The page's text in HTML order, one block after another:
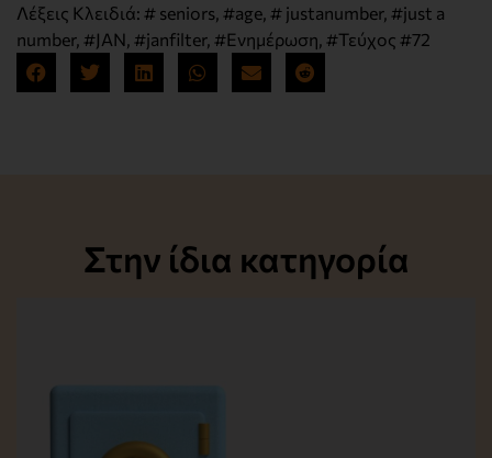
Λέξεις Κλειδιά: # seniors #age # justanumber, #just a
number, #JAN #janfilter, #Ενημέρωση #Τεύχος #72
Στην ίδια κατηγορία